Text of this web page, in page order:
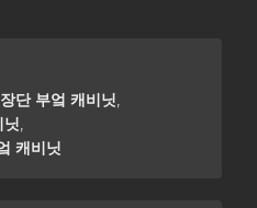
단 부엌 캐비닛,
,
캐비닛